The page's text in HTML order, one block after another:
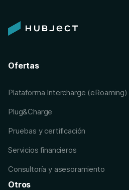
Ofertas
Plataforma Intercharge (eRoaming)
Plug&Charge
Pruebas y certificación
Servicios financieros
Consultoría y asesoramiento
Otros